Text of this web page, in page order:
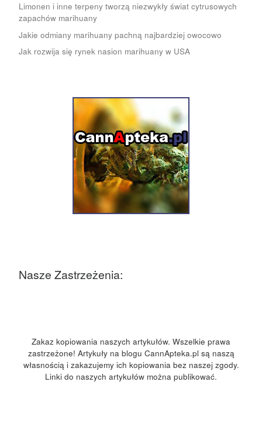
Limonen i inne terpeny tworzą niezwykły świat cytrusowych
zapachów marihuany
Jakie odmiany marihuany pachną najbardziej owocowo
Jak rozwija się rynek nasion marihuany w USA
Nasze Zastrzeżenia:
Zakaz kopiowania naszych artykułów. Wszelkie prawa
zastrzeżone! Artykuły na blogu CannApteka.pl są naszą
własnością i zakazujemy ich kopiowania bez naszej zgody.
Linki do naszych artykułów można publikować.